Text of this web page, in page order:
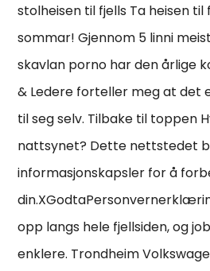
stolheisen til fjells Ta heisen
sommar! Gjennom 5 linni
skavlan porno har den årlige
& Ledere forteller meg at det
til seg selv. Tilbake til toppen
nattsynet? Dette nettstedet
informasjonskapsler for å
opp langs hele fjellsiden, og
enklere. Trondheim